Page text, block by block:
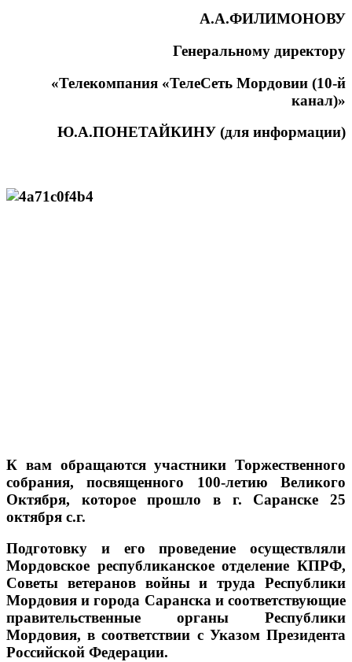
А.А.ФИЛИМОНОВУ
Генеральному директору
«Телекомпания «ТелеСеть Мордовии (10-й
канал)»
Ю.А.ПОНЕТАЙКИНУ (для информации)
К вам обращаются участники Торжественного
собрания, посвященного 100-летию Великого
Октября, которое прошло в г. Саранске 25
октября с.г.
Подготовку и его проведение осуществляли
Мордовское республиканское отделение КПРФ,
Советы ветеранов войны и труда Республики
Мордовия и города Саранска и соответствующие
правительственные органы Республики
Мордовия, в соответствии с Указом Президента
Российской Федерации.